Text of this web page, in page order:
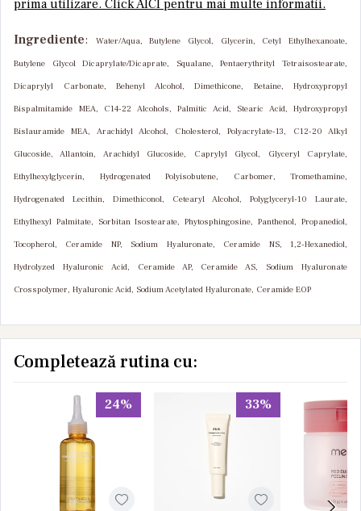
prima utilizare. Click AICI pentru mai multe informatii.
Ingrediente:
Water/Aqua, Butylene Glycol, Glycerin, Cetyl Ethylhexanoate,
Butylene Glycol Dicaprylate/Dicaprate, Squalane, Pentaerythrityl Tetraisostearate,
Dicaprylyl Carbonate, Behenyl Alcohol, Dimethicone, Betaine, Hydroxypropyl
Bispalmitamide MEA, C14-22 Alcohols, Palmitic Acid, Stearic Acid, Hydroxypropyl
Bislauramide MEA, Arachidyl Alcohol, Cholesterol, Polyacrylate-13, C12-20 Alkyl
Glucoside, Allantoin, Arachidyl Glucoside, Caprylyl Glycol, Glyceryl Caprylate,
Ethylhexylglycerin, Hydrogenated Polyisobutene, Carbomer, Tromethamine,
Hydrogenated Lecithin, Dimethiconol, Cetearyl Alcohol, Polyglyceryl-10 Laurate,
Ethylhexyl Palmitate, Sorbitan Isostearate, Phytosphingosine, Panthenol, Propanediol,
Tocopherol, Ceramide NP, Sodium Hyaluronate, Ceramide NS, 1,2-Hexanediol,
Hydrolyzed Hyaluronic Acid, Ceramide AP, Ceramide AS, Sodium Hyaluronate
Crosspolymer, Hyaluronic Acid, Sodium Acetylated Hyaluronate, Ceramide EOP
Completează rutina cu:
24% 33%